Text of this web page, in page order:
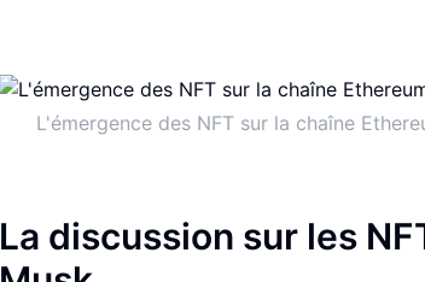
L'émergence des NFT sur la chaîne
La discussion sur les